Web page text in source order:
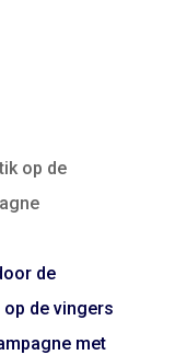
op de
de
op de vingers
met